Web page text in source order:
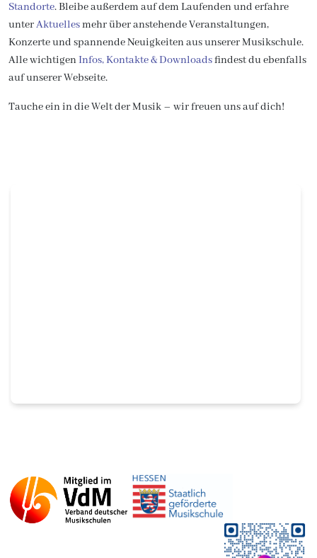
Standorte. Bleibe außerdem auf dem Laufenden und erfahre
unterAktuellesmehr über anstehende Veranstaltungen,
Konzerte und spannende Neuigkeiten aus unserer Musikschule.
Alle wichtigenInfos, Kontakte & Downloadsfindest du ebenfalls
auf unserer Webseite.
Tauche ein in die Welt der Musik – wir freuen uns auf dich!